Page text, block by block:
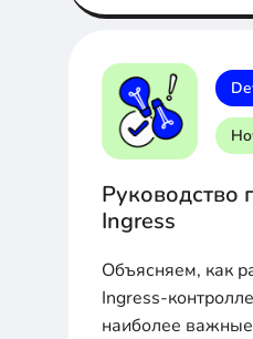
Руководство
Ingress
Объясняем, как
Ingress-
наиболее